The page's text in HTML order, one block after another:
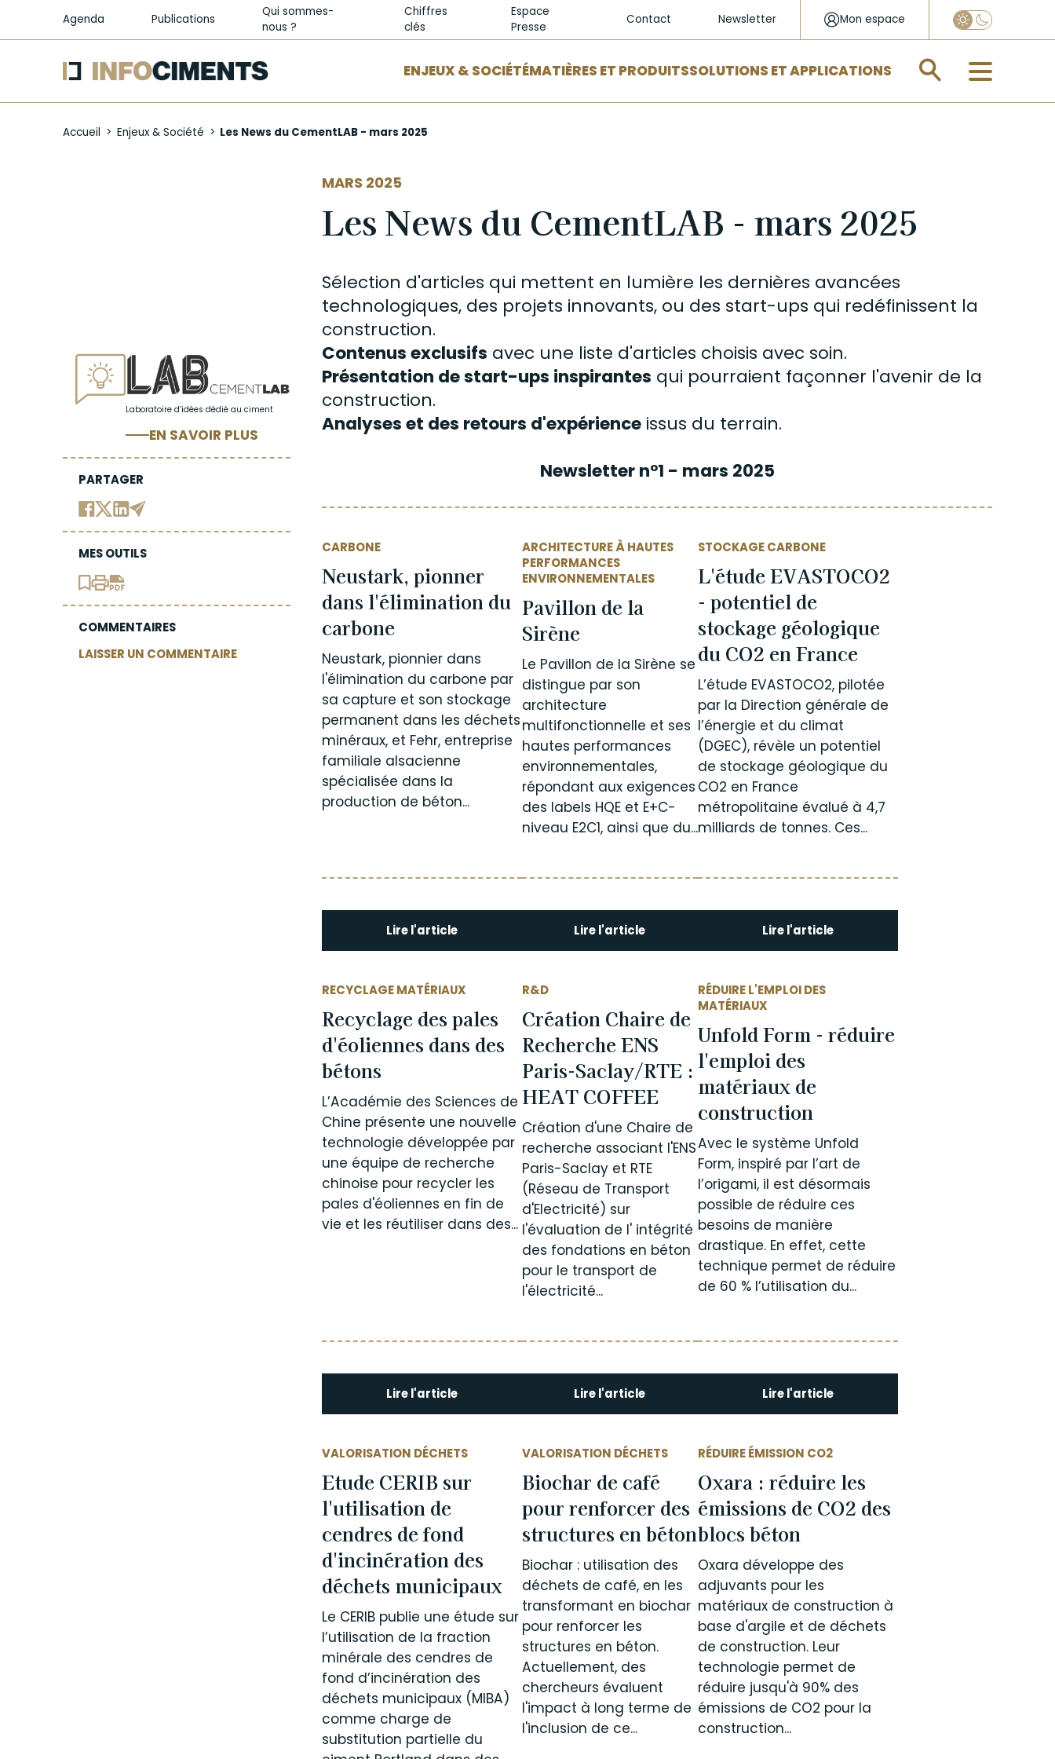
Agenda Publications
Qui sommes-
nous ?
Chiffres
clés
Espace
Presse
Contact Newsletter Mon espace
Appliquer
ENJEUX & SOCIÉTÉMATIÈRES ET PRODUITSSOLUTIONS ET APPLICATIONS
Accueil Enjeux & Société Les News du CementLAB - mars 2025
Laboratoire d’idées dédié au ciment
EN SAVOIR PLUS
PARTAGER
MES OUTILS
COMMENTAIRES
LAISSER UN COMMENTAIRE
MARS 2025
Les News du CementLAB - mars 2025
Sélection d'articles qui mettent en lumière les dernières avancées
technologiques, des projets innovants, ou des start-ups qui redéfinissent la
construction.
Contenus exclusifs avec une liste d'articles choisis avec soin.
Présentation de start-ups inspirantes qui pourraient façonner l'avenir de la
construction.
Analyses et des retours d'expérience issus du terrain.
Newsletter n°1 - mars 2025
CARBONE
Neustark, pionner
dans l'élimination du
carbone
Neustark, pionnier dans
l'élimination du carbone par
sa capture et son stockage
permanent dans les déchets
minéraux, et Fehr, entreprise
familiale alsacienne
spécialisée dans la
production de béton...
ARCHITECTURE À HAUTES
PERFORMANCES
ENVIRONNEMENTALES
Pavillon de la
Sirène
Le Pavillon de la Sirène se
distingue par son
architecture
multifonctionnelle et ses
hautes performances
environnementales,
répondant aux exigences
des labels HQE et E+C-
niveau E2C1, ainsi que du...
STOCKAGE CARBONE
L'étude EVASTOCO2
- potentiel de
stockage géologique
du CO2 en France
L’étude EVASTOCO2, pilotée
par la Direction générale de
l’énergie et du climat
(DGEC), révèle un potentiel
de stockage géologique du
CO2 en France
métropolitaine évalué à 4,7
milliards de tonnes. Ces...
Lire l'article Lire l'article Lire l'article
RECYCLAGE MATÉRIAUX
Recyclage des pales
d'éoliennes dans des
bétons
L’Académie des Sciences de
Chine présente une nouvelle
technologie développée par
une équipe de recherche
chinoise pour recycler les
pales d'éoliennes en fin de
vie et les réutiliser dans des...
R&D
Création Chaire de
Recherche ENS
Paris-Saclay/RTE :
HEAT COFFEE
Création d'une Chaire de
recherche associant l'ENS
Paris-Saclay et RTE
(Réseau de Transport
d'Electricité) sur
l'évaluation de l' intégrité
des fondations en béton
pour le transport de
l'électricité...
RÉDUIRE L'EMPLOI DES
MATÉRIAUX
Unfold Form - réduire
l'emploi des
matériaux de
construction
Avec le système Unfold
Form, inspiré par l’art de
l’origami, il est désormais
possible de réduire ces
besoins de manière
drastique. En effet, cette
technique permet de réduire
de 60 % l’utilisation du...
Lire l'article Lire l'article Lire l'article
VALORISATION DÉCHETS
Etude CERIB sur
l'utilisation de
cendres de fond
d'incinération des
déchets municipaux
Le CERIB publie une étude sur
l’utilisation de la fraction
minérale des cendres de
fond d’incinération des
déchets municipaux (MIBA)
comme charge de
substitution partielle du
VALORISATION DÉCHETS
Biochar de café
pour renforcer des
structures en béton
Biochar : utilisation des
déchets de café, en les
transformant en biochar
pour renforcer les
structures en béton.
Actuellement, des
chercheurs évaluent
l'impact à long terme de
l'inclusion de ce...
RÉDUIRE ÉMISSION CO2
Oxara : réduire les
émissions de CO2 des
blocs béton
Oxara développe des
adjuvants pour les
matériaux de construction à
base d'argile et de déchets
de construction. Leur
technologie permet de
réduire jusqu'à 90% des
émissions de CO2 pour la
construction...